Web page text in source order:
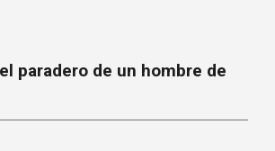
paradero de un hombre de